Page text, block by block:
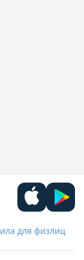
для физлиц